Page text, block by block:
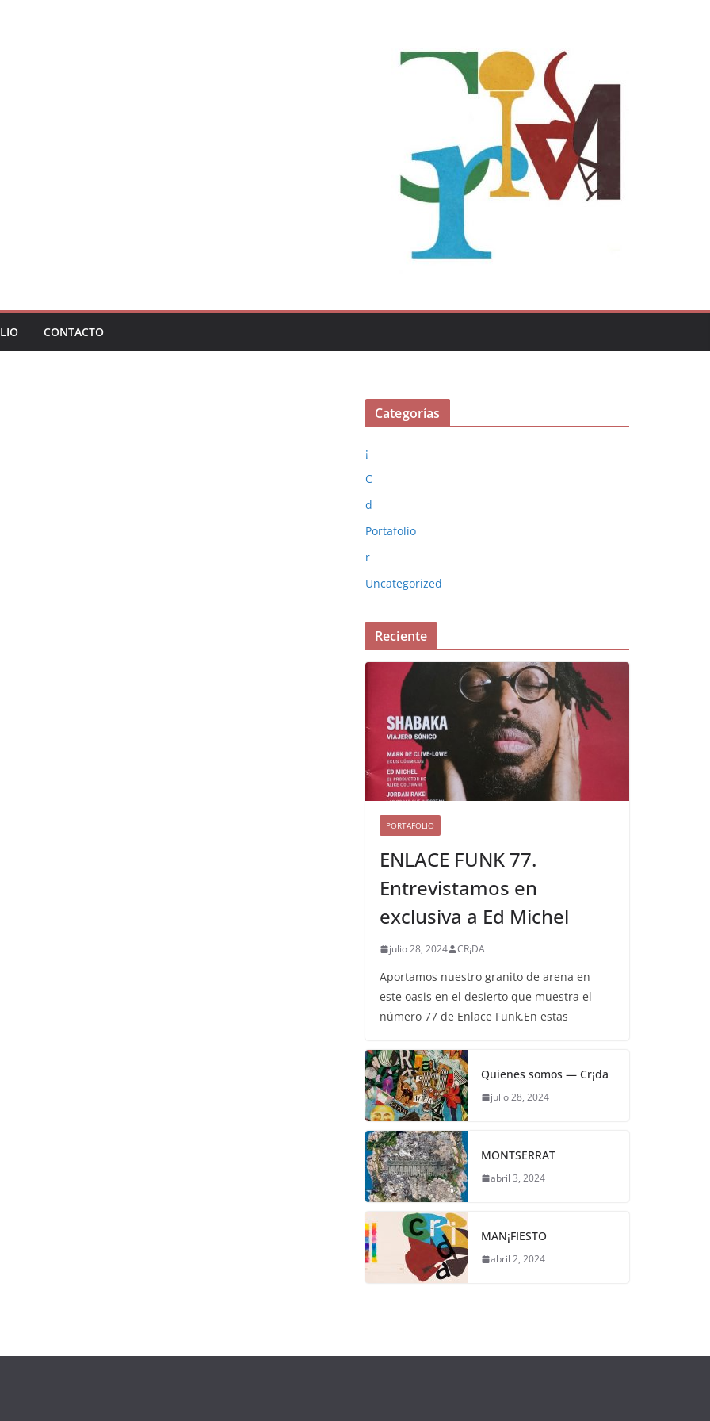
CONTACTO
Categorías
¡
C
d
Portafolio
r
Uncategorized
Reciente
PORTAFOLIO
ENLACE FUNK 77.
Entrevistamos en
exclusiva a Ed Michel
julio 28, 2024 CR¡DA
Aportamos nuestro granito de arena en
este oasis en el desierto que muestra el
número 77 de Enlace Funk.En estas
Quienes somos — Cr¡da
julio 28, 2024
MONTSERRAT
abril 3, 2024
MAN¡FIESTO
abril 2, 2024